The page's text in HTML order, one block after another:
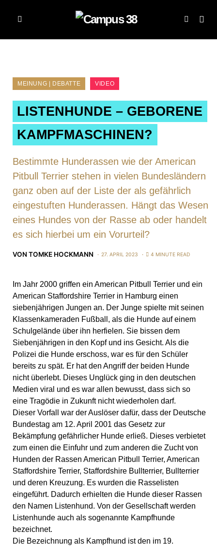
MEINUNG | DEBATTE VIDEO
LISTENHUNDE – GEBORENE
KAMPFMASCHINEN?
Bestimmte Hunderassen wie der American
Pitbull Terrier stehen in vielen Bundesländern
ganz oben auf der Liste der als gefährlich
eingestuften Hunderassen. Hängt das Wesen
eines Hundes von der Rasse ab oder handelt
es sich hierbei um ein Vorurteil?
VON TOMKE HOCKMANN 27. APRIL 2023 4 MINUTE READ
Im Jahr 2000 griffen ein American Pitbull Terrier und ein
American Staffordshire Terrier in Hamburg einen
siebenjährigen Jungen an. Der Junge spielte mit seinen
Klassenkameraden Fußball, als die Hunde auf einem
Schulgelände über ihn herfielen. Sie bissen dem
Siebenjährigen in den Kopf und ins Gesicht. Als die
Polizei die Hunde erschoss, war es für den Schüler
bereits zu spät. Er hat den Angriff der beiden Hunde
nicht überlebt. Dieses Unglück ging in den deutschen
Medien viral und es war allen bewusst, dass sich so
eine Tragödie in Zukunft nicht wiederholen darf.
Dieser Vorfall war der Auslöser dafür, dass der Deutsche
Bundestag am 12. April 2001 das Gesetz zur
Bekämpfung gefährlicher Hunde erließ. Dieses verbietet
zum einen die Einfuhr und zum anderen die Zucht von
Hunden der Rassen American Pitbull Terrier, American
Staffordshire Terrier, Staffordshire Bullterrier, Bullterrier
und deren Kreuzung. Es wurden die Rasselisten
eingeführt. Dadurch erhielten die Hunde dieser Rassen
den Namen Listenhund. Von der Gesellschaft werden
Listenhunde auch als sogenannte Kampfhunde
bezeichnet.
Die Bezeichnung als Kampfhund ist den im 19.